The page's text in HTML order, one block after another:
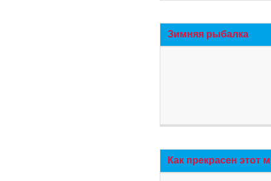
Зимняя рыбалка
Как прекрасен этот